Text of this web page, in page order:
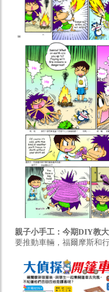
親子小手工：今期DIY教
要推動車輛，福爾摩斯和